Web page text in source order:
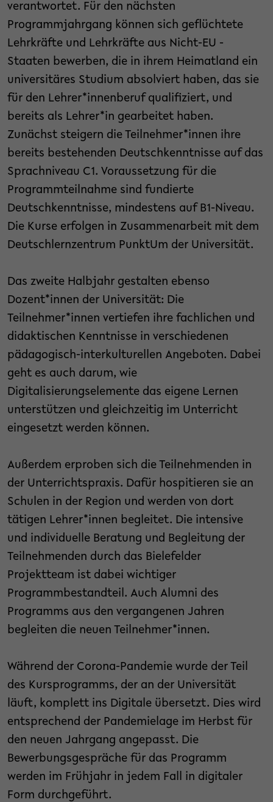
verantwortet. Für den nächsten
Programmjahrgang können sich geflüchtete
Lehrkräfte und Lehrkräfte aus Nicht-EU -
Staaten bewerben, die in ihrem Heimatland ein
universitäres Studium absolviert haben, das sie
für den Lehrer*innenberuf qualifiziert, und
bereits als Lehrer*in gearbeitet haben.
Zunächst steigern die Teilnehmer*innen ihre
bereits bestehenden Deutschkenntnisse auf das
Sprachniveau C1. Voraussetzung für die
Programmteilnahme sind fundierte
Deutschkenntnisse, mindestens auf B1-Niveau.
Die Kurse erfolgen in Zusammenarbeit mit dem
Deutschlernzentrum PunktUm der Universität.
Das zweite Halbjahr gestalten ebenso
Dozent*innen der Universität: Die
Teilnehmer*innen vertiefen ihre fachlichen und
didaktischen Kenntnisse in verschiedenen
pädagogisch-interkulturellen Angeboten. Dabei
geht es auch darum, wie
Digitalisierungselemente das eigene Lernen
unterstützen und gleichzeitig im Unterricht
eingesetzt werden können.
Außerdem erproben sich die Teilnehmenden in
der Unterrichtspraxis. Dafür hospitieren sie an
Schulen in der Region und werden von dort
tätigen Lehrer*innen begleitet. Die intensive
und individuelle Beratung und Begleitung der
Teilnehmenden durch das Bielefelder
Projektteam ist dabei wichtiger
Programmbestandteil. Auch Alumni des
Programms aus den vergangenen Jahren
begleiten die neuen Teilnehmer*innen.
Während der Corona-Pandemie wurde der Teil
des Kursprogramms, der an der Universität
läuft, komplett ins Digitale übersetzt. Dies wird
entsprechend der Pandemielage im Herbst für
den neuen Jahrgang angepasst. Die
Bewerbungsgespräche für das Programm
werden im Frühjahr in jedem Fall in digitaler
Form durchgeführt.